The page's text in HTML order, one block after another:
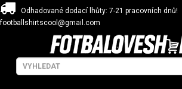
Odhadované dodací lhůty: 7-21 pracovních dnů!
footballshirtscool@gmail.com